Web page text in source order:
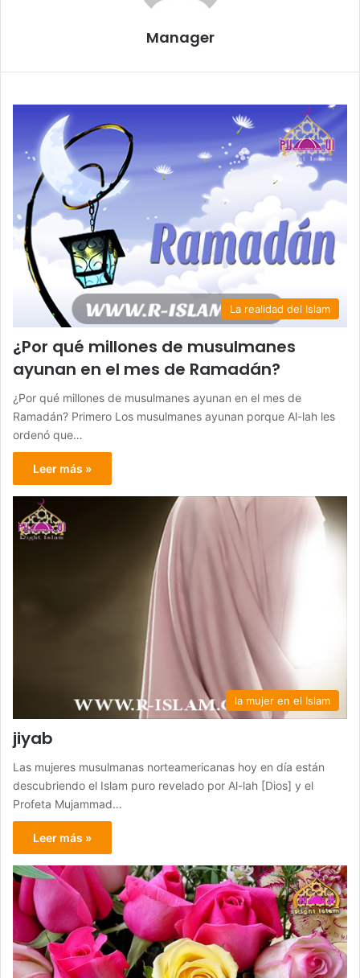
Manager
La realidad del Islam
¿Por qué millones de musulmanes
ayunan en el mes de Ramadán?
¿Por qué millones de musulmanes ayunan en el mes de
Ramadán? Primero Los musulmanes ayunan porque Al-lah les
ordenó que…
Leer más »
la mujer en el Islam
jiyab
Las mujeres musulmanas norteamericanas hoy en día están
descubriendo el Islam puro revelado por Al-lah [Dios] y el
Profeta Mujammad…
Leer más »